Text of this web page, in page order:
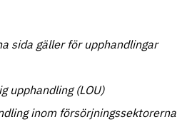
sida gäller för upphandlingar
upphandling (LOU)
inom försörjningssektorerna